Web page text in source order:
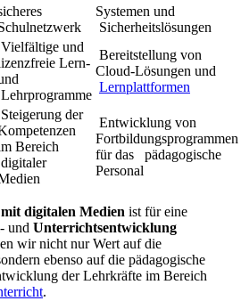
Systemen und
Sicherheitslösungen
Vielfältige und
Lern-
Lehrprogramme
Bereitstellung von
Cloud-Lösungen und
Lernplattformen
Steigerung der
Bereich
digitaler
Entwicklung von
Fortbildungsprogrammen
für das pädagogische
Personal
digitalen Medien ist für eine
und Unterrichtsentwicklung
wir nicht nur Wert auf die
ebenso auf die pädagogische
der Lehrkräfte im Bereich
.